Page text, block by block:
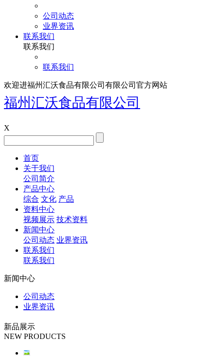
公司动态
业界资讯
联系我们
联系我们
联系我们
欢迎进福州汇沃食品有限公司有限公司官方网站
福州汇沃食品有限公司
X
首页
关于我们
公司简介
产品中心
综合 文化 产品
资料中心
视频展示 技术资料
新闻中心
公司动态 业界资讯
联系我们
联系我们
新闻中心
公司动态
业界资讯
新品展示
NEW PRODUCTS